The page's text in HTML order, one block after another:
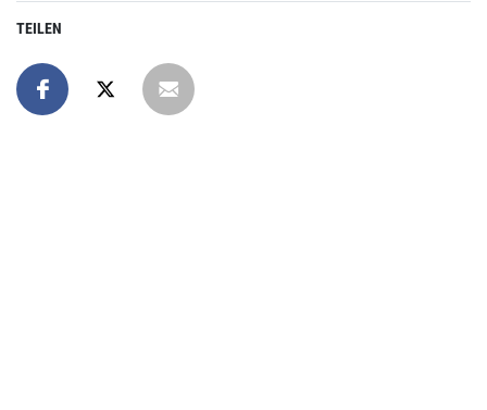
TEILEN